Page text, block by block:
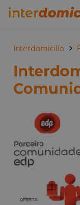
Interdomicilio